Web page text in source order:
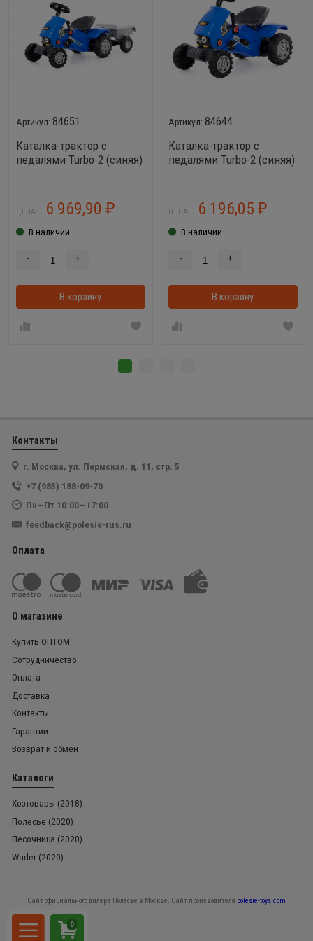
84651
Каталка-трактор с
педалями Turbo-2 (синяя)
ЦЕНА: 6 969,90 ₽
В наличии
- +
В корзину В корзинке
84644
Каталка-трактор с
педалями Turbo-2 (синяя)
ЦЕНА: 6 196,05 ₽
В наличии
- +
В корзину
Контакты
г. Москва, ул. Пермская, д. 11, стр. 5
+7 (985) 188-09-70
Пн—Пт 10:00—17:00
feedback@polesie-rus.ru
Оплата
О магазине
Купить ОПТОМ
Сотрудничество
Оплата
Доставка
Контакты
Гарантии
Возврат и обмен
Каталоги
Хозтовары (2018)
Полесье (2020)
Песочница (2020)
Wader (2020)
Сайт официального дилера Полесье в Москве. Сайт производителя polesie-toys.com
0